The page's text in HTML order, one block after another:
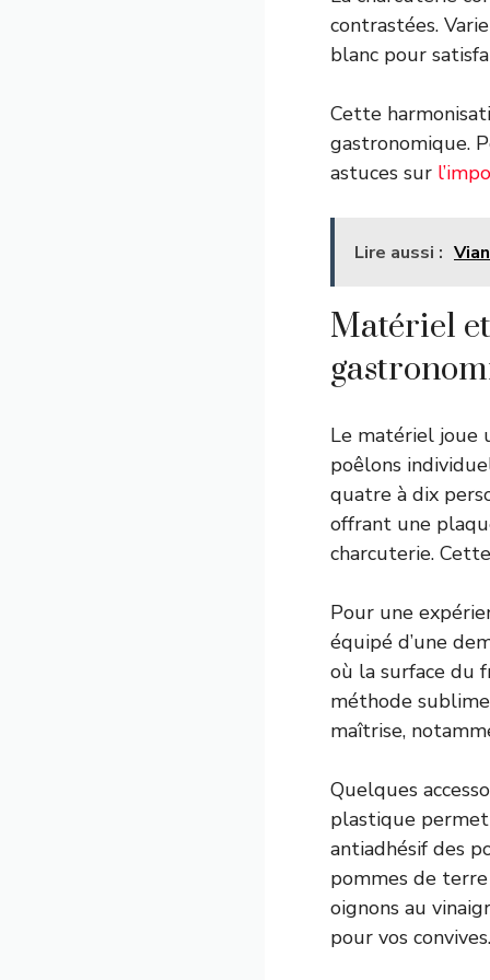
contrastées.
blanc pour
Cette
gastronomique.
astuces sur
Lire aussi :
Matériel
Le matériel joue
poêlons
quatre à dix
offrant une
charcuterie.
Pour une
équipé d’une
où la surface du
méthode
maîtrise,
Quelques
plastique
antiadhésif des
pommes de
oignons au
pour vos convives.